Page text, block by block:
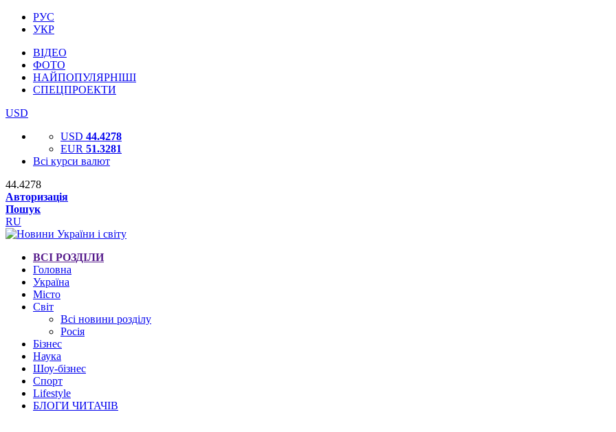
РУС
УКР
ВІДЕО
ФОТО
НАЙПОПУЛЯРНІШІ
СПЕЦПРОЕКТИ
USD
USD 44.4278
EUR 51.3281
Всі курси валют
44.4278
Авторизація
Пошук
RU
ВСІ РОЗДІЛИ
Головна
Україна
Місто
Світ
Всі новини розділу
Росія
Бізнес
Наука
Шоу-бізнес
Спорт
Lifestyle
БЛОГИ ЧИТАЧІВ